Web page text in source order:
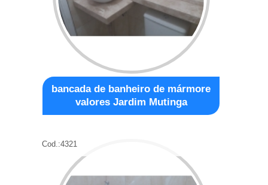
bancada de banheiro de mármore
valores Jardim Mutinga
Cod.:4321